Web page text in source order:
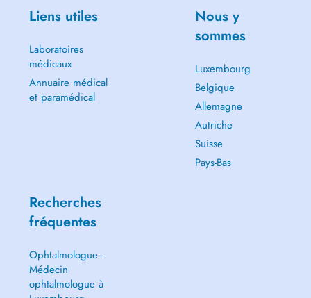
Liens utiles
Laboratoires
médicaux
Annuaire médical
et paramédical
Nous y
sommes
Luxembourg
Belgique
Allemagne
Autriche
Suisse
Pays-Bas
Recherches
fréquentes
Ophtalmologue -
Médecin
ophtalmologue à